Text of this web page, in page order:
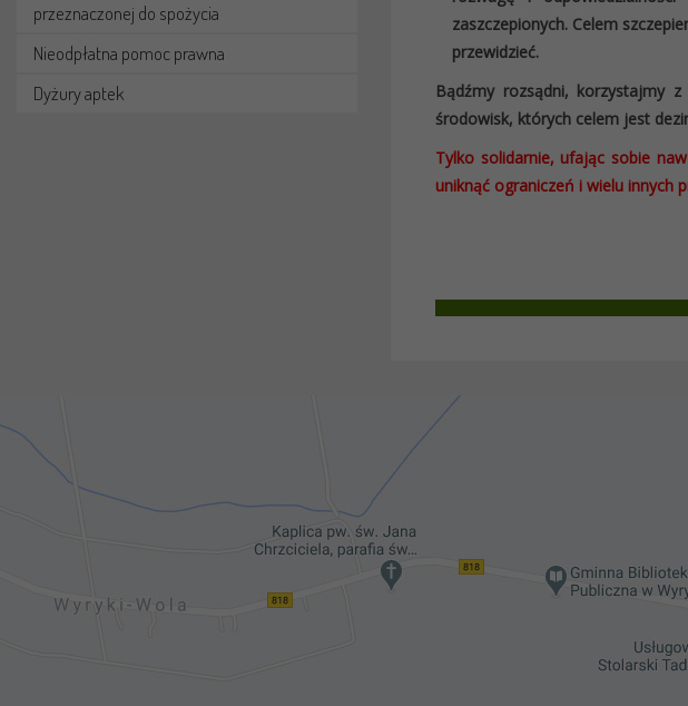
przeznaczonej do spożycia
Nieodpłatna pomoc prawna
Dyżury aptek
zaszczepionych. Celem
przewidzieć.
Bądźmy rozsądni, korzystajmy
środowisk, których celem jest
Tylko solidarnie, ufając sobie
uniknąć ograniczeń i wielu innych